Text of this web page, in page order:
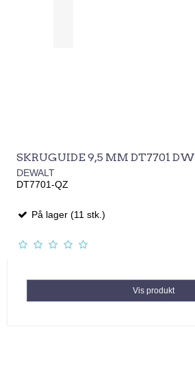
SKRUGUIDE 9,5 MM DT7701 DW
DEWALT
DT7701-QZ
På lager (11 stk.)
Vis produkt